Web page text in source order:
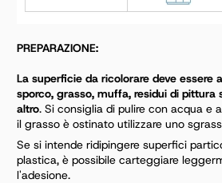
PREPARAZIONE:
La superficie da ricolorare deve essere
sporco, grasso, muffa, residui di pittura
altro. Si consiglia di pulire con acqua e
il grasso è ostinato utilizzare uno
Se si intende ridipingere superfici
plastica, è possibile carteggiare
l'adesione.